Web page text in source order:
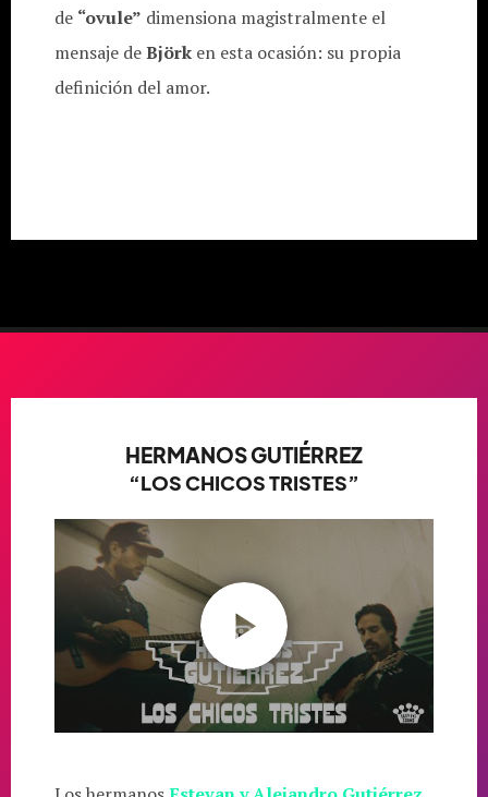
de “ovule” dimensiona magistralmente el
mensaje deBjörk en esta ocasión: su propia
definición del amor.
HERMANOS GUTIÉRREZ
“LOS CHICOS TRISTES”